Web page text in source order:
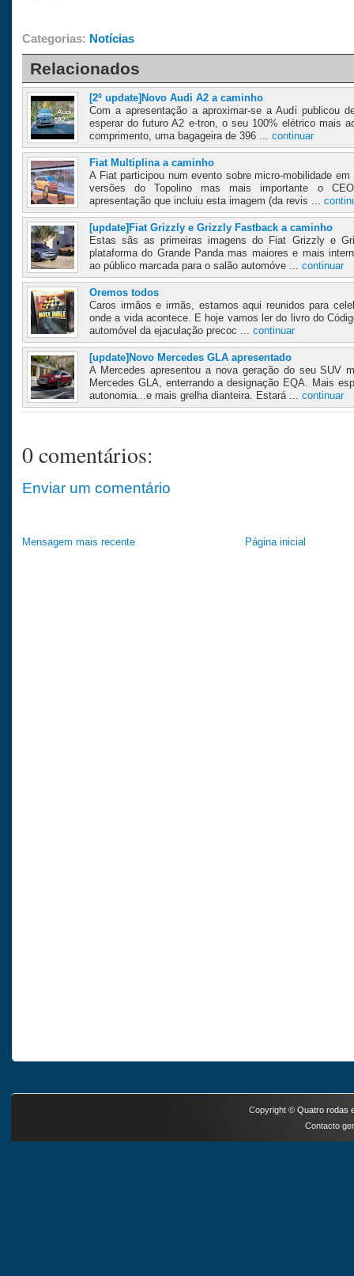
Categorias: Notícias
Relacionados
[2º update]Novo Audi A2 a caminho
Com a apresentação a aproximar-se a Audi publicou
esperar do futuro A2 e-tron, o seu 100% elétrico mais
comprimento, uma bagageira de 396 ... continuar
Fiat Multiplina a caminho
A Fiat participou num evento sobre micro-mobilidade
versões do Topolino mas mais importante o
apresentação que incluiu esta imagem (da revis ...
[update]Fiat Grizzly e Grizzly Fastback a caminho
Estas sãs as primeiras imagens do Fiat Grizzly e
plataforma do Grande Panda mas maiores e mais
ao público marcada para o salão automóve ... continuar
Oremos todos
Caros irmãos e irmãs, estamos aqui reunidos para
onde a vida acontece. E hoje vamos ler do livro do
automóvel da ejaculação precoc ... continuar
[update]Novo Mercedes GLA apresentado
A Mercedes apresentou a nova geração do seu SUV
Mercedes GLA, enterrando a designação EQA. Mais
autonomia...e mais grelha dianteira. Estará ... continuar
0 comentários:
Enviar um comentário
Mensagem mais recente Página inicial
Copyright © Quatro rodas
Contacto